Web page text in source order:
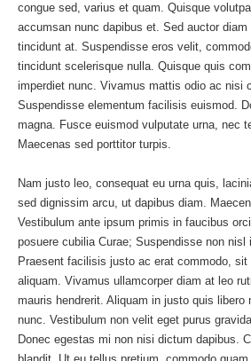
congue sed, varius et quam. Quisque
accumsan nunc dapibus et. Sed auctor
tincidunt at. Suspendisse eros velit,
tincidunt scelerisque nulla. Quisque quis
imperdiet nunc. Vivamus mattis odio ac nisi
Suspendisse elementum facilisis euismod.
magna. Fusce euismod vulputate urna, nec
Maecenas sed porttitor turpis.
Nam justo leo, consequat eu urna quis,
sed dignissim arcu, ut dapibus diam.
Vestibulum ante ipsum primis in faucibus
posuere cubilia Curae; Suspendisse non nisl
Praesent facilisis justo ac erat commodo, sit
aliquam. Vivamus ullamcorper diam at leo
mauris hendrerit. Aliquam in justo quis libero
nunc. Vestibulum non velit eget purus
Donec egestas mi non nisi dictum dapibus.